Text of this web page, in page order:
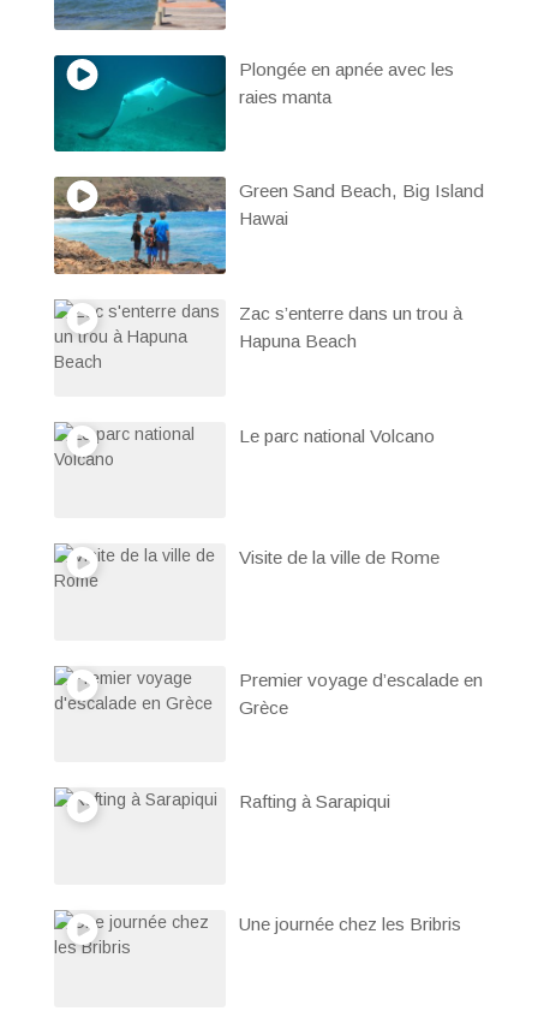
Plongée en apnée avec les
raies manta
Green Sand Beach, Big Island
Hawai
Zac s’enterre dans un trou à
Hapuna Beach
Le parc national Volcano
Visite de la ville de Rome
Premier voyage d’escalade en
Grèce
Rafting à Sarapiqui
Une journée chez les Bribris